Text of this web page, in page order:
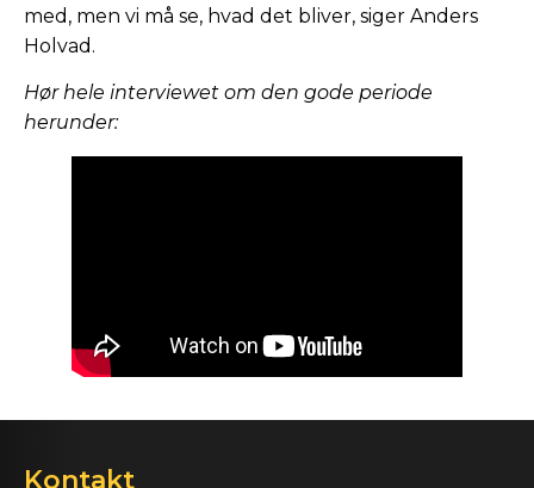
med, men vi må se, hvad det bliver, siger Anders
Holvad.
Hør hele interviewet om den gode periode
herunder:
Kontakt